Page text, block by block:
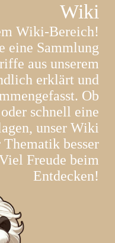
Wiki
Wiki-Bereich!
eine Sammlung
aus unserem
erklärt und
Ob
schnell eine
unser Wiki
besser
Freude beim
Entdecken!